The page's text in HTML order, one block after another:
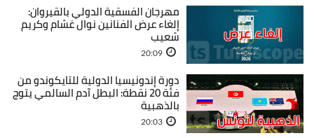
مهرجان الفسقية الدولي بالقيروان:
إلغاء عرض الفنانين نوال غشام وكريم
شعيب
20:09
دورة إندونيسيا الدولية للتايكوندو من
فئة 20 نقطة: البطل آدم السالمي يتوج
بالذهبية
20:03